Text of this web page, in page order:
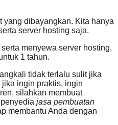
yang dibayangkan. Kita hanya
server hosting saja.
menyewa server hosting,
1 tahun.
tidak terlalu sulit jika
ingin praktis, ingin
silahkan membuat
jasa pembuatan
membantu Anda dengan